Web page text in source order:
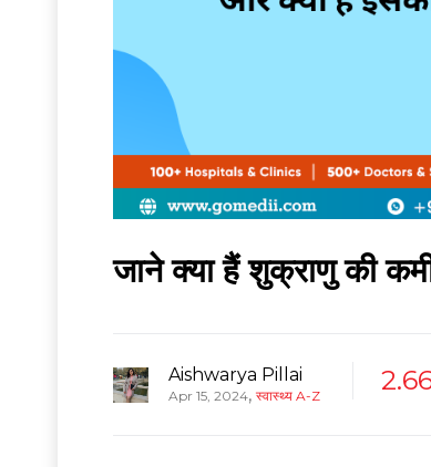
जाने क्या हैं शुक्राणु की
Aishwarya Pillai
Apr 15, 2024, स्वास्थ्य A-Z